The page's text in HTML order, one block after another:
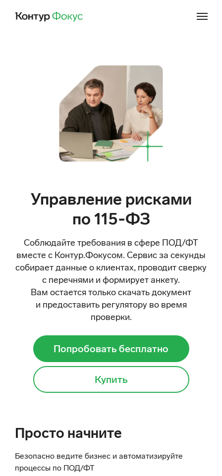
Возможности
Управление рисками
по 115‑ФЗ
Соблюдайте требования в сфере ПОД/ФТ
вместе с Контур.Фокусом. Сервис за секунды
собирает данные о клиентах, проводит сверку
с перечнями и формирует анкету.
Вам остается только скачать документ
и предоставить регулятору во время
проверки.
Попробовать бесплатно
Купить
Просто начните
Безопасно ведите бизнес и автоматизируйте
процессы по ПОД/ФТ